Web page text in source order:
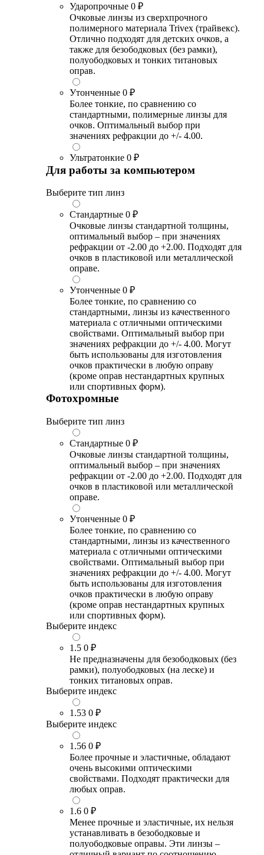
Ударопрочные 0 ₽
Очковые линзы из сверхпрочного
полимерного материала Trivex (трайвекс).
Отлично подходят для детских очков, а
также для безободковых (без рамки),
полуободковых и тонких титановых
оправ.
Утонченные 0 ₽
Более тонкие, по сравнению со
стандартными, полимерные линзы для
очков. Оптимальный выбор при
значениях рефракции до +/- 4.00.
Ультратонкие 0 ₽
Для работы за компьютером
Выберите тип линз
Стандартные 0 ₽
Очковые линзы стандартной толщины,
оптимальный выбор – при значениях
рефракции от -2.00 до +2.00. Подходят для
очков в пластиковой или металлической
оправе.
Утонченные 0 ₽
Более тонкие, по сравнению со
стандартными, линзы из качественного
материала с отличными оптическими
свойствами. Оптимальный выбор при
значениях рефракции до +/- 4.00. Могут
быть использованы для изготовления
очков практически в любую оправу
(кроме оправ нестандартных крупных
или спортивных форм).
Фотохромные
Выберите тип линз
Стандартные 0 ₽
Очковые линзы стандартной толщины,
оптимальный выбор – при значениях
рефракции от -2.00 до +2.00. Подходят для
очков в пластиковой или металлической
оправе.
Утонченные 0 ₽
Более тонкие, по сравнению со
стандартными, линзы из качественного
материала с отличными оптическими
свойствами. Оптимальный выбор при
значениях рефракции до +/- 4.00. Могут
быть использованы для изготовления
очков практически в любую оправу
(кроме оправ нестандартных крупных
или спортивных форм).
Выберите индекс
1.5 0 ₽
Не предназначены для безободковых (без
рамки), полуободковых (на леске) и
тонких титановых оправ.
Выберите индекс
1.53 0 ₽
Выберите индекс
1.56 0 ₽
Более прочные и эластичные, обладают
очень высокими оптическими
свойствами. Подходят практически для
любых оправ.
1.6 0 ₽
Менее прочные и эластичные, их нельзя
устанавливать в безободковые и
полуободковые оправы. Эти линзы –